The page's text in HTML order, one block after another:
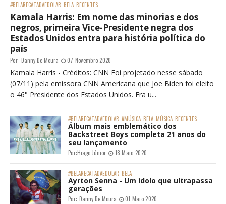
#BELARECATADAEDOLAR BELA RECENTES
Kamala Harris: Em nome das minorias e dos
negros, primeira Vice-Presidente negra dos
Estados Unidos entra para história política do
país
Por: Danny De Moura 07 Novembro 2020
Kamala Harris - Créditos: CNN Foi projetado nesse sábado
(07/11) pela emissora CNN Americana que Joe Biden foi eleito
o 46° Presidente dos Estados Unidos. Era u...
#BELARECATADAEDOLAR #MÚSICA BELA MÚSICA RECENTES
Álbum mais emblemático dos
Backstreet Boys completa 21 anos do
seu lançamento
Por:Hiago Júnior 18 Maio 2020
#BELARECATADAEDOLAR BELA
Ayrton Senna - Um ídolo que ultrapassa
gerações
Por: Danny De Moura 01 Maio 2020